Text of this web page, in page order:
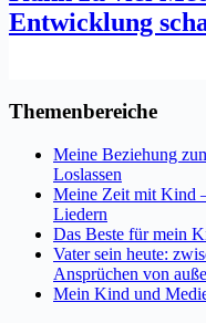
Entwicklung
Themenbereiche
Meine Beziehung
Loslassen
Meine Zeit mit Kind
Liedern
Das Beste für mein
Vater sein heute:
Ansprüchen von
Mein Kind und